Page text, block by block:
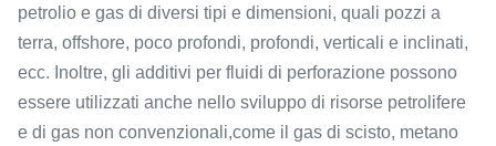
petrolio e gas di diversi tipi e dimensioni, quali pozzi a
terra, offshore, poco profondi, profondi, verticali e inclinati,
ecc. Inoltre, gli additivi per fluidi di perforazione possono
essere utilizzati anche nello sviluppo di risorse petrolifere
e di gas non convenzionali,come il gas di scisto, metano